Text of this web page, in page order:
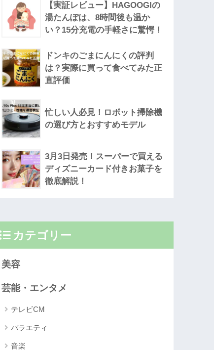
【実証レビュー】HAGOOGIの
湯たんぽは、8時間後も温か
い？15分充電の手軽さに驚愕！
ドンキのごまにんにくの評判
は？実際に買って食べてみた正
直評価
忙しい人必見！ロボット掃除機
の選び方とおすすめモデル
3月3日発売！スーパーで買える
ディズニーカード付きお菓子を
徹底解説！
カテゴリー
美容
芸能・エンタメ
テレビCM
バラエティ
音楽